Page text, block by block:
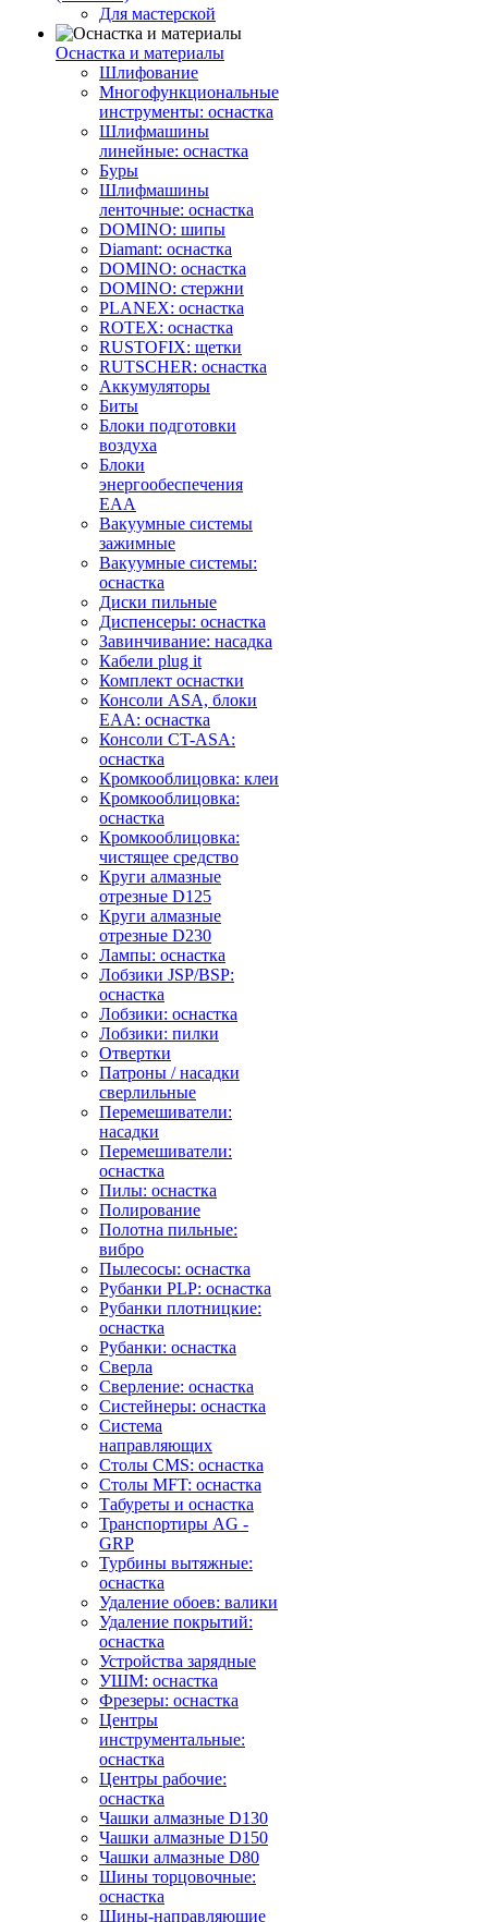
Для мастерской
Оснастка и материалы
Шлифование
Многофункциональные
инструменты: оснастка
Шлифмашины
линейные: оснастка
Буры
Шлифмашины
ленточные: оснастка
DOMINO: шипы
Diamant: оснастка
DOMINO: оснастка
DOMINO: стержни
PLANEX: оснастка
ROTEX: оснастка
RUSTOFIX: щетки
RUTSCHER: оснастка
Аккумуляторы
Биты
Блоки подготовки
воздуха
Блоки
энергообеспечения
EAA
Вакуумные системы
зажимные
Вакуумные системы:
оснастка
Диски пильные
Диспенсеры: оснастка
Завинчивание: насадка
Кабели plug it
Комплект оснастки
Консоли ASA, блоки
EAA: оснастка
Консоли CT-ASA:
оснастка
Кромкооблицовка: клеи
Кромкооблицовка:
оснастка
Кромкооблицовка:
чистящее средство
Круги алмазные
отрезные D125
Круги алмазные
отрезные D230
Лампы: оснастка
Лобзики JSP/BSP:
оснастка
Лобзики: оснастка
Лобзики: пилки
Отвертки
Патроны / насадки
сверлильные
Перемешиватели:
насадки
Перемешиватели:
оснастка
Пилы: оснастка
Полирование
Полотна пильные:
вибро
Пылесосы: оснастка
Рубанки PLP: оснастка
Рубанки плотницкие:
оснастка
Рубанки: оснастка
Сверла
Сверление: оснастка
Систейнеры: оснастка
Система
направляющих
Столы CMS: оснастка
Столы MFT: оснастка
Табуреты и оснастка
Транспортиры AG -
GRP
Турбины вытяжные:
оснастка
Удаление обоев: валики
Удаление покрытий:
оснастка
Устройства зарядные
УШМ: оснастка
Фрезеры: оснастка
Центры
инструментальные:
оснастка
Центры рабочие:
оснастка
Чашки алмазные D130
Чашки алмазные D150
Чашки алмазные D80
Шины торцовочные:
оснастка
Шины-направляющие